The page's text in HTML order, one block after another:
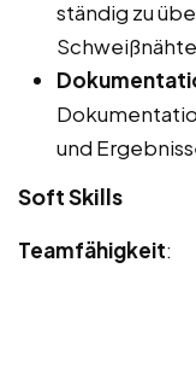
ständig zu
und
Soft Skills
Teamfähigkeit: